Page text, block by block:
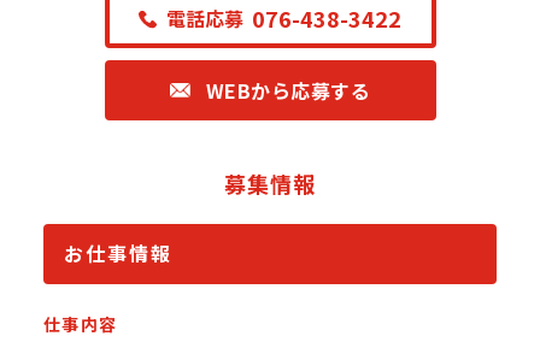
電話応募 076-438-3422
WEBから応募する
募集情報
お仕事情報
仕事内容